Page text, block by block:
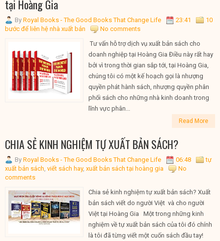
tại Hoàng Gia
By Royal Books - The Good Books That Change Life 23:41
10
bước để liên hệ nhà xuất bản
No comments
Tư vấn hỗ trợ dịch vụ xuất bản sách cho
doanh nghiệp tại Hoàng Gia Điều này rất hay
bởi vì trong thời gian sắp tới, tại Hoàng Gia,
chúng tôi có một kế hoạch gọi là nhượng
quyền phát hành sách, nhượng quyền phân
phối sách cho những nhà kinh doanh trong
lĩnh vực phân...
Read More
CHIA SẺ KINH NGHIỆM TỰ XUẤT BẢN SÁCH?
By Royal Books - The Good Books That Change Life 06:48
tự
xuất bản sách viết sách hay, xuất bản sách tại hoàng gia
No
comments
Chia sẻ kinh nghiệm tự xuất bản sách? Xuất
bản sách viết do người Việt và cho người
Việt tại Hoàng Gia Một trong những kinh
nghiệm về tự xuất bản sách của tôi đó chính
là tôi đã từng viết một cuốn sách đầu tay!